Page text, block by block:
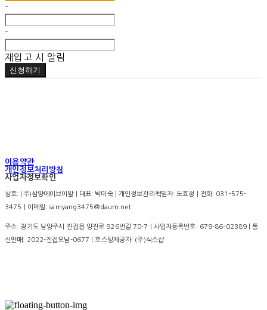
-
-
재입고 시 알림
신청하기
이용약관
개인정보처리방침
사업자정보확인
상호: (주)삼양에이브이알 | 대표: 박미숙 | 개인정보관리책임자: 도효정 | 전화: 031-575-
3475 | 이메일: samyang3475@daum.net
주소: 경기도 남양주시 진접읍 양진로 926번길 70-7 | 사업자등록번호: 679-86-02389 | 통
신판매: 2022-진접오남-0677 | 호스팅제공자: (주)식스샵